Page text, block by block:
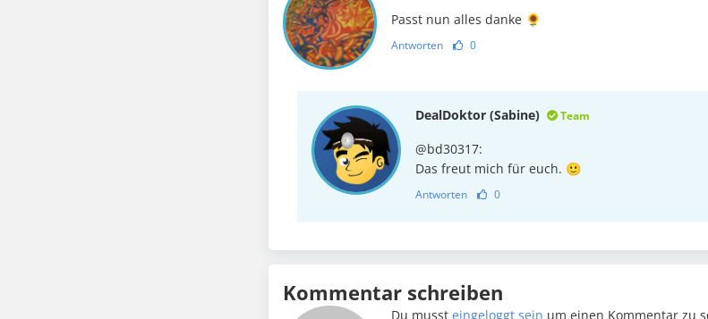
Passt nun alles danke 🌻
Antworten 0
DealDoktor (Sabine) Team
@bd30317:
Das freut mich für euch. 🙂
Antworten 0
Kommentar schreiben
Du mussteingeloggt sein um einen Kommentar zu